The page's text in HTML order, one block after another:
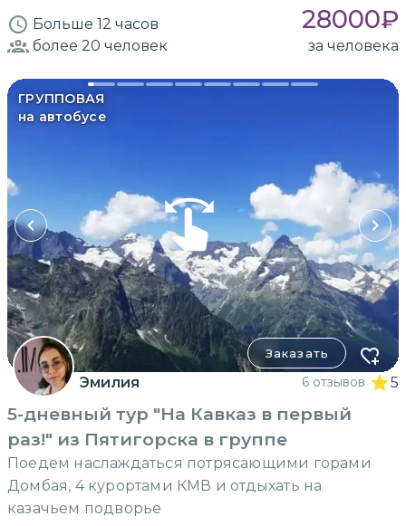
Больше 12 часов 28000₽
более 20 человек за человека
ГРУППОВАЯ
на автобусе
Заказать
Эмилия 6 отзывов 5
5-дневный тур "На Кавказ в первый
раз!" из Пятигорска в группе
Поедем наслаждаться потрясающими горами
Домбая, 4 курортами КМВ и отдыхать на
казачьем подворье